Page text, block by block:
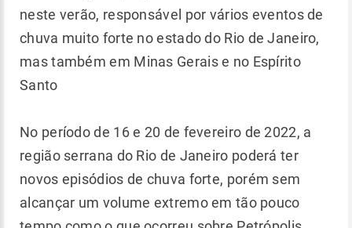
neste verão, responsável por vários eventos de
chuva muito forte no estado do Rio de Janeiro,
mas também em Minas Gerais e no Espírito
Santo
No período de 16 e 20 de fevereiro de 2022, a
região serrana do Rio de Janeiro poderá ter
novos episódios de chuva forte, porém sem
alcançar um volume extremo em tão pouco